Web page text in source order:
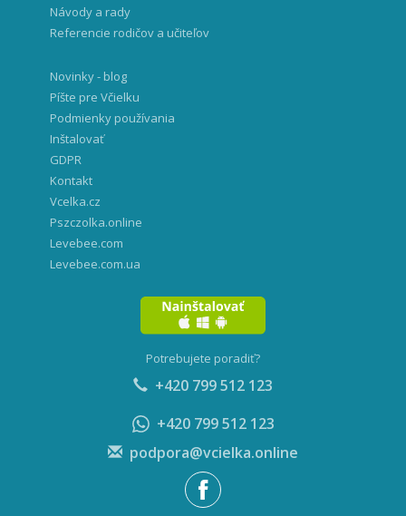
Návody a rady
Referencie rodičov a učiteľov
Novinky - blog
Píšte pre Včielku
Podmienky používania
Inštalovať
GDPR
Kontakt
Vcelka.cz
Pszczolka.online
Levebee.com
Levebee.com.ua
Potrebujete poradiť?
+420 799 512 123
+420 799 512 123
podpora@vcielka.online